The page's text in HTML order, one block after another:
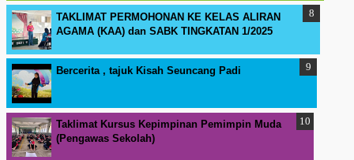
TAKLIMAT PERMOHONAN KE KELAS ALIRAN
AGAMA (KAA) dan SABK TINGKATAN 1/2025
Bercerita , tajuk Kisah Seuncang Padi
Taklimat Kursus Kepimpinan Pemimpin Muda
(Pengawas Sekolah)